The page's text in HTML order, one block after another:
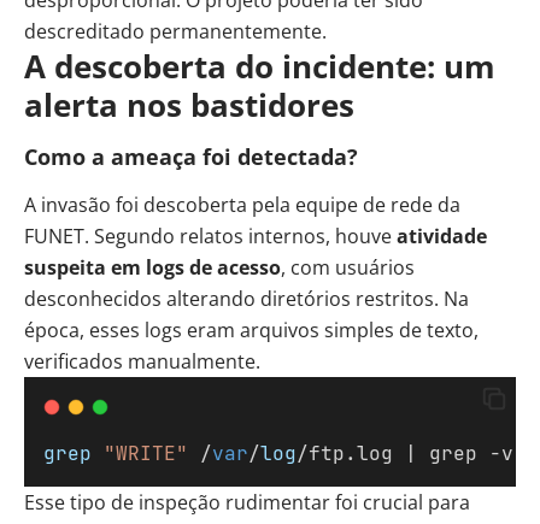
descreditado permanentemente.
A descoberta do incidente: um
alerta nos bastidores
Como a ameaça foi detectada?
A invasão foi descoberta pela equipe de rede da
FUNET. Segundo relatos internos, houveatividade
suspeita em logs de acesso, com usuários
desconhecidos alterando diretórios restritos. Na
época, esses logs eram arquivos simples de texto,
verificados manualmente.
grep "WRITE" /var/log/ftp.log | grep -v
Esse tipo de inspeção rudimentar foi crucial para